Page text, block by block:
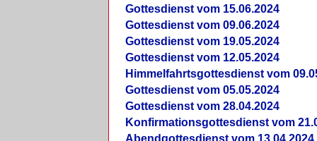
Gottesdienst vom 15.06.2024
Gottesdienst vom 09.06.2024
Gottesdienst vom 19.05.2024
Gottesdienst vom 12.05.2024
Himmelfahrtsgottesdienst vom
Gottesdienst vom 05.05.2024
Gottesdienst vom 28.04.2024
Konfirmationsgottesdienst vom